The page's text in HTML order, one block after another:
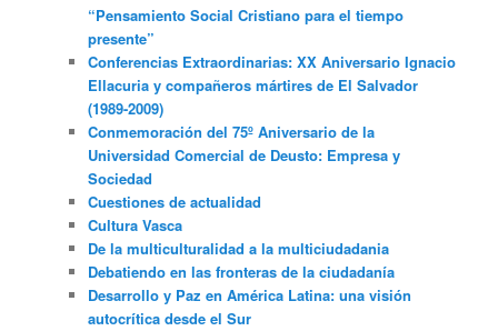
“Pensamiento Social Cristiano para el tiempo
presente”
Conferencias Extraordinarias: XX Aniversario Ignacio
Ellacuria y compañeros mártires de El Salvador
(1989-2009)
Conmemoración del 75º Aniversario de la
Universidad Comercial de Deusto: Empresa y
Sociedad
Cuestiones de actualidad
Cultura Vasca
De la multiculturalidad a la multiciudadania
Debatiendo en las fronteras de la ciudadanía
Desarrollo y Paz en América Latina: una visión
autocrítica desde el Sur